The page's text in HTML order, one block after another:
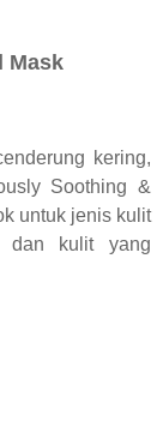
Mask
kering,
Soothing &
untuk jenis kulit
dan kulit yang